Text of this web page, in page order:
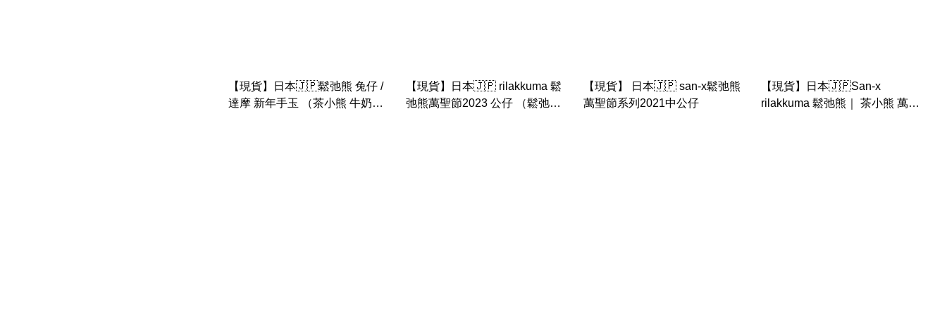
【現貨】日本🇯🇵鬆弛熊 兔仔 /
達摩 新年手玉 （茶小熊 牛奶熊
【現貨】日本🇯🇵 rilakkuma 鬆
弛熊萬聖節2023 公仔 （鬆弛熊
【現貨】 日本🇯🇵 san-x鬆弛熊
萬聖節系列2021中公仔
【現貨】日本🇯🇵San-x
rilakkuma 鬆弛熊｜ 茶小熊 萬聖